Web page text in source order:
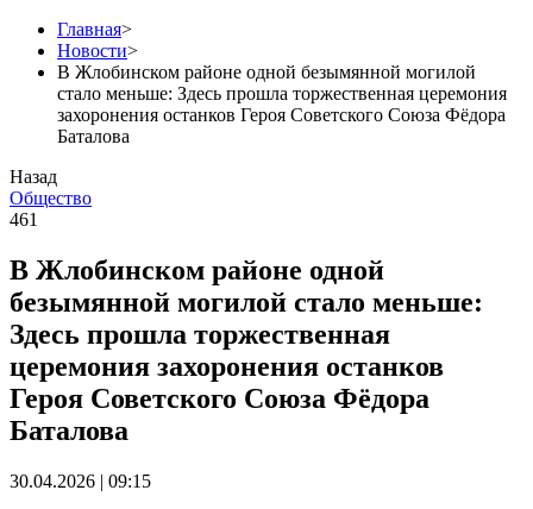
Главная>
Новости>
В Жлобинском районе одной безымянной могилой
стало меньше: Здесь прошла торжественная церемония
захоронения останков Героя Советского Союза Фёдора
Баталова
Назад
Общество
461
В Жлобинском районе одной
безымянной могилой стало меньше:
Здесь прошла торжественная
церемония захоронения останков
Героя Советского Союза Фёдора
Баталова
30.04.2026 | 09:15